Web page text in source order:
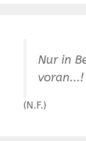
Nur in
voran...!
(N.F.)